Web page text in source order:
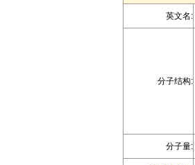
英文名:
分子结构:
分子量: